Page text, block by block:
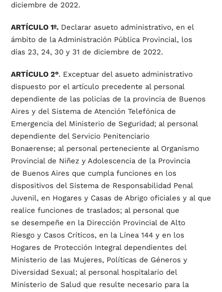
diciembre de 2022.
ARTÍCULO 1º.Declarar asueto administrativo, en el
ámbito de la Administración Pública Provincial, los
días 23, 24, 30 y 31 de diciembre de 2022.
ARTÍCULO 2°. Exceptuar del asueto administrativo
dispuesto por el artículo precedente al personal
dependiente de las policías de la provincia de Buenos
Aires y del Sistema de Atención Telefónica de
Emergencia del Ministerio de Seguridad; al personal
dependiente del Servicio Penitenciario
Bonaerense; al personal perteneciente al Organismo
Provincial de Niñez y Adolescencia de la Provincia
de Buenos Aires que cumpla funciones en los
dispositivos del Sistema de Responsabilidad Penal
Juvenil, en Hogares y Casas de Abrigo oficiales y al que
realice funciones de traslados; al personal que
se desempeñe en la Dirección Provincial de Alto
Riesgo y Casos Críticos, en la Línea 144 y en los
Hogares de Protección Integral dependientes del
Ministerio de las Mujeres, Políticas de Géneros y
Diversidad Sexual; al personal hospitalario del
Ministerio de Salud que resulte necesario para la